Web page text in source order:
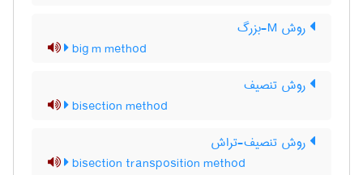
روش M-بزرگ
big m method
روش تنصیف
bisection method
روش تنصیف-تراش
bisection transposition method